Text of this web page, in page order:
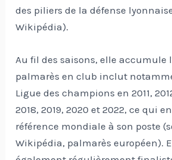
des piliers de la défense
Wikipédia).
Au fil des saisons, elle accumule
palmarès en club inclut
Ligue des champions en 2011,
2018, 2019, 2020 et 2022, ce qui
référence mondiale à son poste
Wikipédia, palmarès européen).